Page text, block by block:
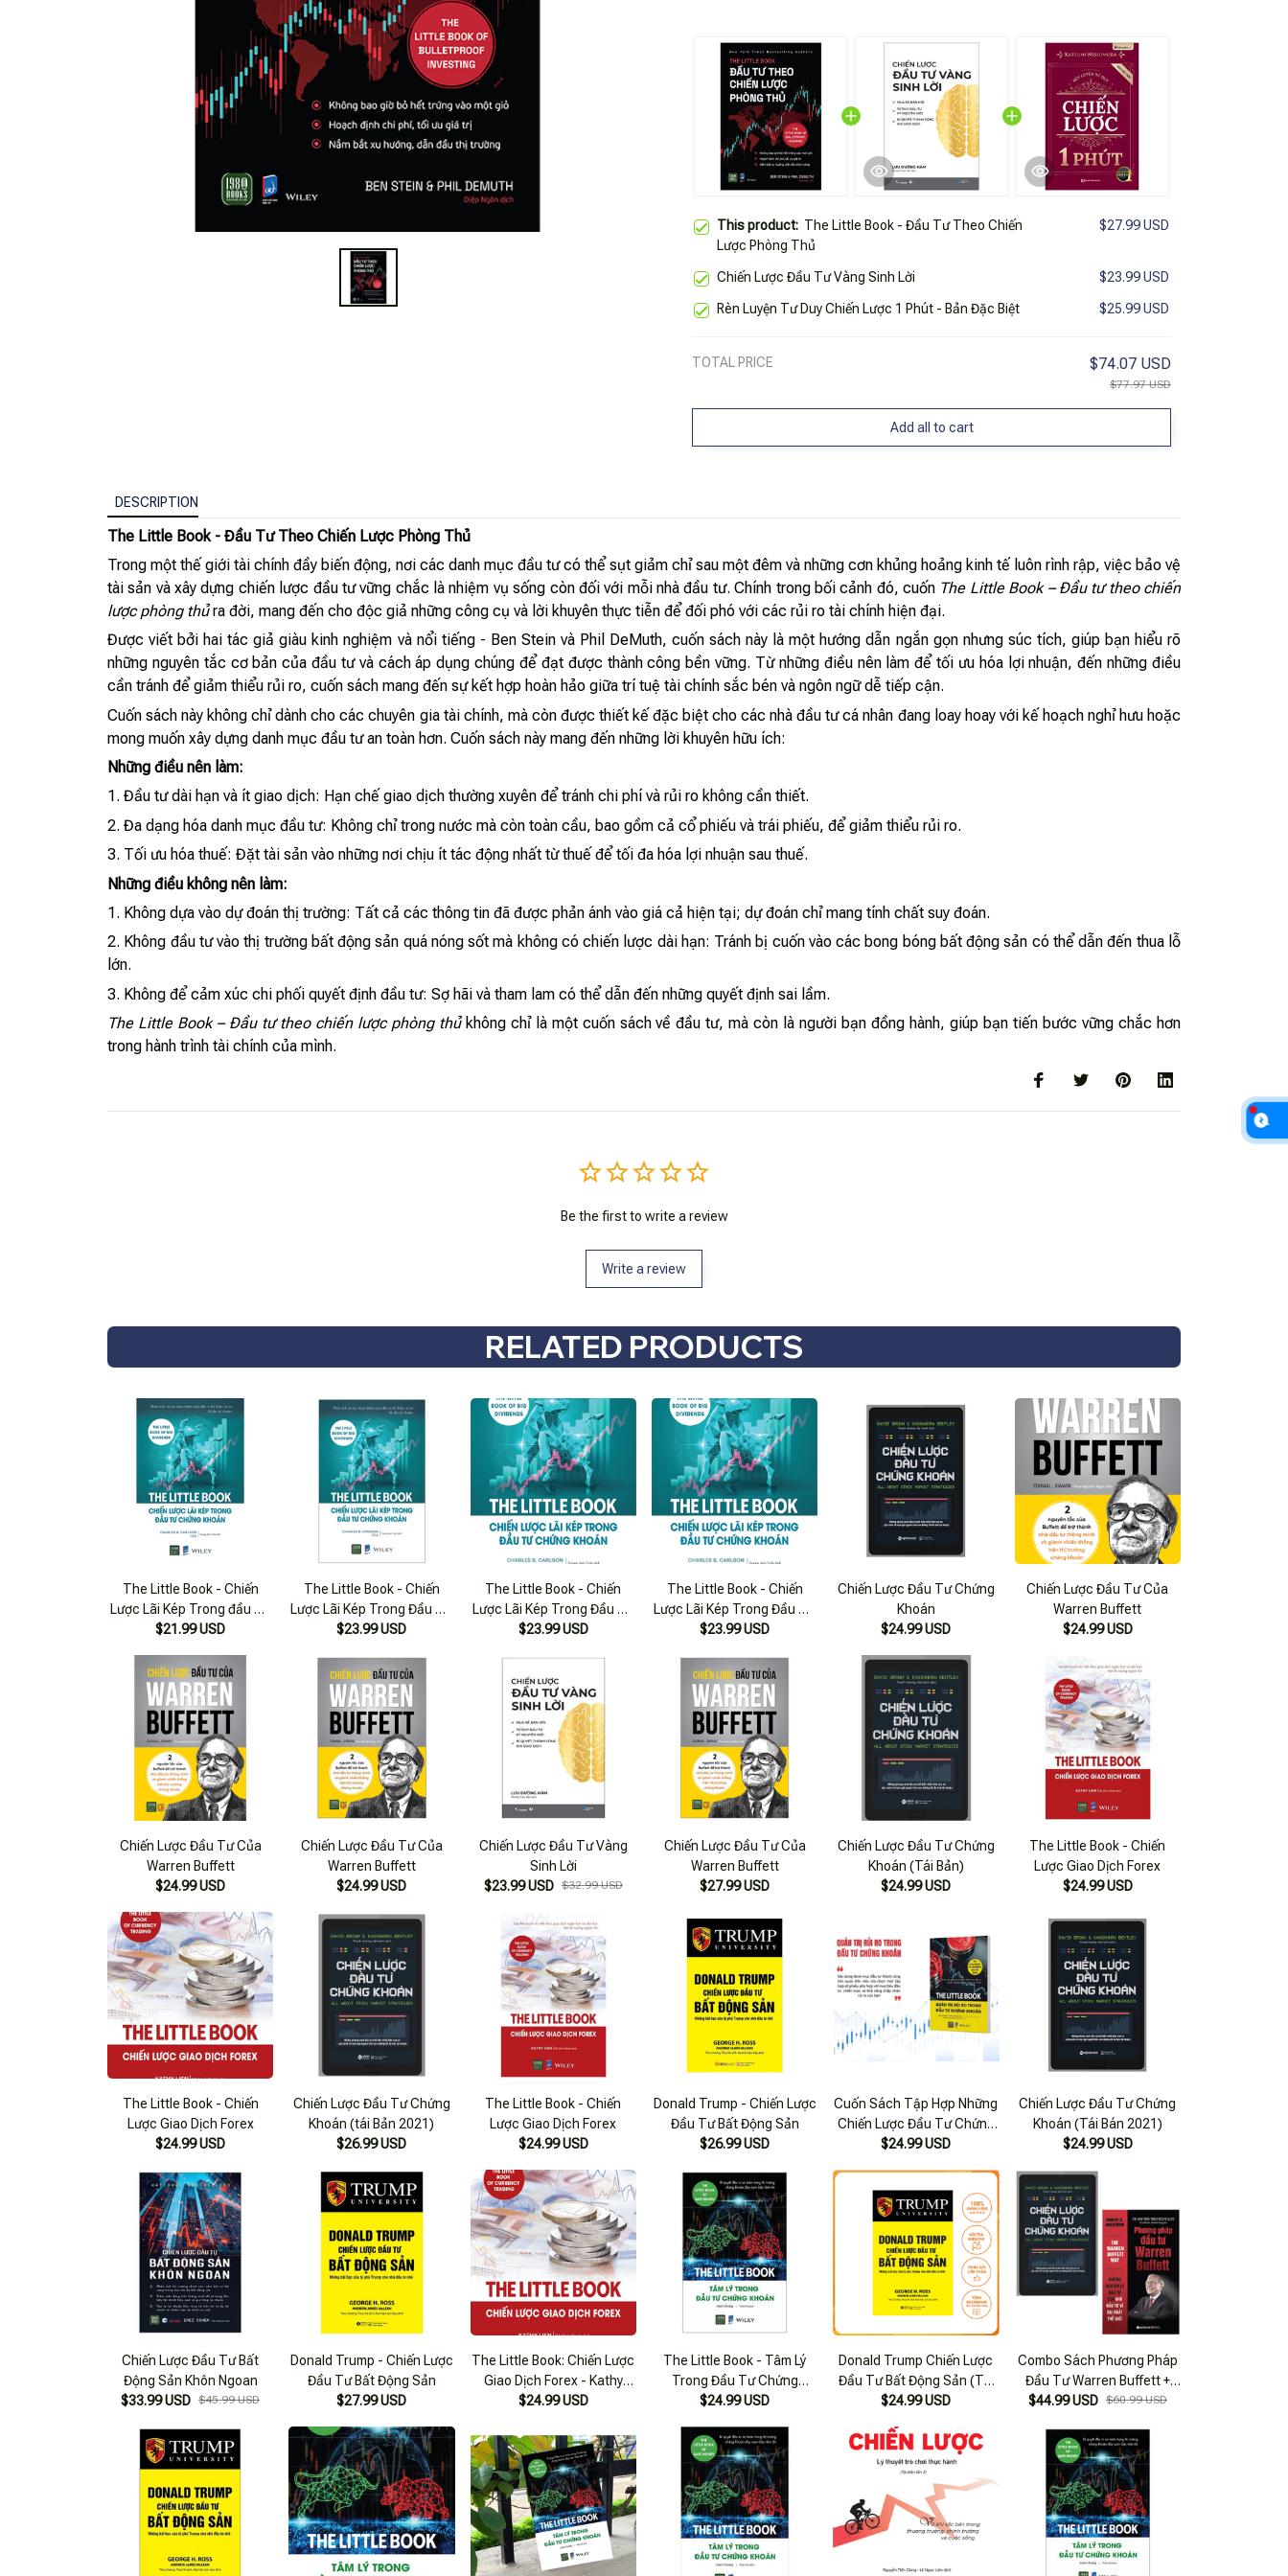
This product: The Little Book - Đầu Tư Theo Chiến
Lược Phòng Thủ
$27.99 USD
Chiến Lược Đầu Tư Vàng Sinh Lời $23.99 USD
Rèn Luyện Tư Duy Chiến Lược 1 Phút - Bản Đặc Biệt $25.99 USD
TOTAL PRICE $74.07 USD
$77.97 USD
Add all to cart
DESCRIPTION
The Little Book - Đầu Tư Theo Chiến Lược Phòng Thủ
Trong một thế giới tài chính đầy biến động, nơi các danh mục đầu tư có thể sụt giảm chỉ sau một đêm và những cơn khủng hoảng kinh tế luôn rình rập, việc bảo vệ
tài sản và xây dựng chiến lược đầu tư vững chắc là nhiệm vụ sống còn đối với mỗi nhà đầu tư. Chính trong bối cảnh đó, cuốn The Little Book – Đầu tư theo chiến
lược phòng thủra đời, mang đến cho độc giả những công cụ và lời khuyên thực tiễn để đối phó với các rủi ro tài chính hiện đại.
Được viết bởi hai tác giả giàu kinh nghiệm và nổi tiếng - Ben Stein và Phil DeMuth, cuốn sách này là một hướng dẫn ngắn gọn nhưng súc tích, giúp bạn hiểu rõ
những nguyên tắc cơ bản của đầu tư và cách áp dụng chúng để đạt được thành công bền vững. Từ những điều nên làm để tối ưu hóa lợi nhuận, đến những điều
cần tránh để giảm thiểu rủi ro, cuốn sách mang đến sự kết hợp hoàn hảo giữa trí tuệ tài chính sắc bén và ngôn ngữ dễ tiếp cận.
Cuốn sách này không chỉ dành cho các chuyên gia tài chính, mà còn được thiết kế đặc biệt cho các nhà đầu tư cá nhân đang loay hoay với kế hoạch nghỉ hưu hoặc
mong muốn xây dựng danh mục đầu tư an toàn hơn. Cuốn sách này mang đến những lời khuyên hữu ích:
Những điều nên làm:
1. Đầu tư dài hạn và ít giao dịch: Hạn chế giao dịch thường xuyên để tránh chi phí và rủi ro không cần thiết.
2. Đa dạng hóa danh mục đầu tư: Không chỉ trong nước mà còn toàn cầu, bao gồm cả cổ phiếu và trái phiếu, để giảm thiểu rủi ro.
3. Tối ưu hóa thuế: Đặt tài sản vào những nơi chịu ít tác động nhất từ thuế để tối đa hóa lợi nhuận sau thuế.
Những điều không nên làm:
1. Không dựa vào dự đoán thị trường: Tất cả các thông tin đã được phản ánh vào giá cả hiện tại; dự đoán chỉ mang tính chất suy đoán.
2. Không đầu tư vào thị trường bất động sản quá nóng sốt mà không có chiến lược dài hạn: Tránh bị cuốn vào các bong bóng bất động sản có thể dẫn đến thua lỗ
lớn.
3. Không để cảm xúc chi phối quyết định đầu tư: Sợ hãi và tham lam có thể dẫn đến những quyết định sai lầm.
The Little Book – Đầu tư theo chiến lược phòng thủ không chỉ là một cuốn sách về đầu tư, mà còn là người bạn đồng hành, giúp bạn tiến bước vững chắc hơn
trong hành trình tài chính của mình.
Be the first to write a review
Write a review
RELATED PRODUCTS
The Little Book - Chiến
Lược Lãi Kép Trong đầu Tư
Chứng Khoán
$21.99 USD
The Little Book - Chiến
Lược Lãi Kép Trong Đầu Tư
Chứng Khoán
$23.99 USD
The Little Book - Chiến
Lược Lãi Kép Trong Đầu Tư
Chứng Khoán - Charles
$23.99 USD
The Little Book - Chiến
Lược Lãi Kép Trong Đầu Tư
Chứng Khoán - Charles
$23.99 USD
Chiến Lược Đầu Tư Chứng
Khoán
$24.99 USD
Chiến Lược Đầu Tư Của
Warren Buffett
$24.99 USD
Chiến Lược Đầu Tư Của
Warren Buffett
$24.99 USD
Chiến Lược Đầu Tư Của
Warren Buffett
$24.99 USD
Chiến Lược Đầu Tư Vàng
Sinh Lời
$23.99 USD $32.99 USD
Chiến Lược Đầu Tư Của
Warren Buffett
$27.99 USD
Chiến Lược Đầu Tư Chứng
Khoán (Tái Bản)
$24.99 USD
The Little Book - Chiến
Lược Giao Dịch Forex
$24.99 USD
The Little Book - Chiến
Lược Giao Dịch Forex
$24.99 USD
Chiến Lược Đầu Tư Chứng
Khoán (tái Bản 2021)
$26.99 USD
The Little Book - Chiến
Lược Giao Dịch Forex
$24.99 USD
Donald Trump - Chiến Lược
Đầu Tư Bất Động Sản
$26.99 USD
Cuốn Sách Tập Hợp Những
Chiến Lược Đầu Tư Chứng
Khoán Thông Minh : The
Khoán _ 1980 Books
$24.99 USD
Chiến Lược Đầu Tư Chứng
Khoán (Tái Bán 2021)
$24.99 USD
Chiến Lược Đầu Tư Bất
Động Sản Khôn Ngoan
$33.99 USD $45.99 USD
Donald Trump - Chiến Lược
Đầu Tư Bất Động Sản
$27.99 USD
The Little Book: Chiến Lược
Giao Dịch Forex - Kathy
Lien
$24.99 USD
The Little Book - Tâm Lý
Trong Đầu Tư Chứng
Khoán
$24.99 USD
Donald Trump Chiến Lược
Đầu Tư Bất Động Sản (Tái
Bản 2015)
$24.99 USD
Combo Sách Phương Pháp
Đầu Tư Warren Buffett +
Chiến Lược Đầu Tư Chứng
$44.99 USD $60.99 USD